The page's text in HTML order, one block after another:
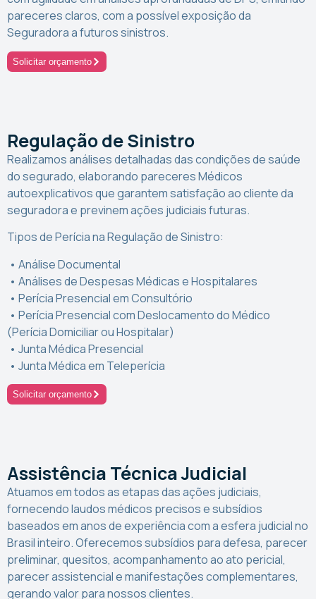
pareceres claros, com a possível exposição da
Seguradora a futuros sinistros.
Solicitar orçamento
Regulação de Sinistro
Realizamos análises detalhadas das condições de saúde
do segurado, elaborando pareceres Médicos
autoexplicativos que garantem satisfação ao cliente da
seguradora e previnem ações judiciais futuras.
Tipos de Perícia na Regulação de Sinistro:
• Análise Documental
• Análises de Despesas Médicas e Hospitalares
• Perícia Presencial em Consultório
• Perícia Presencial com Deslocamento do Médico
(Perícia Domiciliar ou Hospitalar)
• Junta Médica Presencial
• Junta Médica em Teleperícia
Solicitar orçamento
Assistência Técnica Judicial
Atuamos em todos as etapas das ações judiciais,
fornecendo laudos médicos precisos e subsídios
baseados em anos de experiência com a esfera judicial no
Brasil inteiro. Oferecemos subsídios para defesa, parecer
preliminar, quesitos, acompanhamento ao ato pericial,
parecer assistencial e manifestações complementares,
gerando valor para nossos clientes.